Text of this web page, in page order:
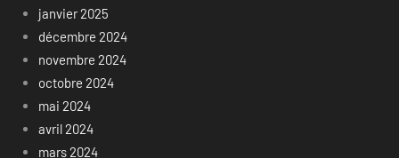
janvier 2025
décembre 2024
novembre 2024
octobre 2024
mai 2024
avril 2024
mars 2024